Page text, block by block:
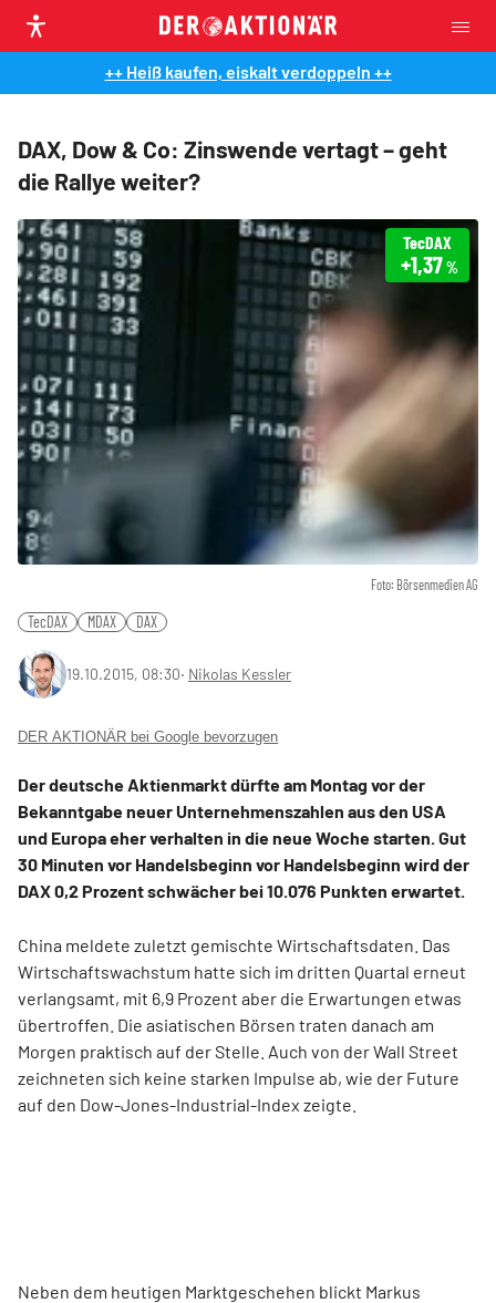
++ Heiß kaufen, eiskalt verdoppeln ++
DAX, Dow & Co: Zinswende vertagt – geht
die Rallye weiter?
Foto: Börsenmedien AG
TecDAX
+1,37%
TecDAX MDAX DAX
19.10.2015, 08:30‧ Nikolas Kessler
DER AKTIONÄR bei Google bevorzugen
Der deutsche Aktienmarkt dürfte am Montag vor der
Bekanntgabe neuer Unternehmenszahlen aus den USA
und Europa eher verhalten in die neue Woche starten. Gut
30 Minuten vor Handelsbeginn vor Handelsbeginn wird der
DAX 0,2 Prozent schwächer bei 10.076 Punkten erwartet.
China meldete zuletzt gemischte Wirtschaftsdaten. Das
Wirtschaftswachstum hatte sich im dritten Quartal erneut
verlangsamt, mit 6,9 Prozent aber die Erwartungen etwas
übertroffen. Die asiatischen Börsen traten danach am
Morgen praktisch auf der Stelle. Auch von der Wall Street
zeichneten sich keine starken Impulse ab, wie der Future
auf den Dow-Jones-Industrial-Index zeigte.
Neben dem heutigen Marktgeschehen blickt Markus